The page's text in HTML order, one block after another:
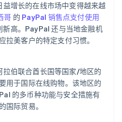
增长的在线市场中变得越来越
哥 的 PayPal 销售点支付使用
新高。PayPal 还与当地金融机
拉美客户的特定支付习惯。
伯联合酋长国等国家/地区的
用于国际在线购物。该地区的
的多币种功能与安全措施有
国际贸易。